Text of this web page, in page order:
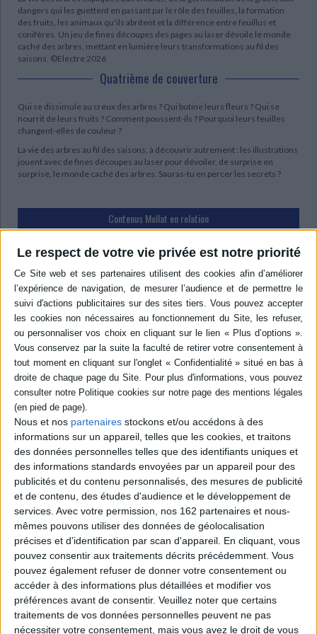
Le respect de votre vie privée est notre priorité
Nous et nos partenaires stockons et/ou accédons à des
informations sur un appareil, telles que les cookies, et traitons
des données personnelles telles que des identifiants uniques et
des informations standards envoyées par un appareil pour des
publicités et du contenu personnalisés, des mesures de publicité
et de contenu, des études d'audience et le développement de
services. Avec votre permission, nos 162 partenaires et nous-
mêmes pouvons utiliser des données de géolocalisation
précises et d’identification par scan d'appareil. En cliquant, vous
pouvez consentir aux traitements décrits précédemment. Vous
pouvez également refuser de donner votre consentement ou
accéder à des informations plus détaillées et modifier vos
préférences avant de consentir. Veuillez noter que certains
traitements de vos données personnelles peuvent ne pas
nécessiter votre consentement, mais vous avez le droit de vous
dangers qui les guettent en passant par le rôle des feuilles, la formation
des fruits, les animaux qu'ils abritent et la différence entre feuillus et
conifères. Un jeu de fines découpes des pages au laser dévoile le monde
caché des arbres, mettant en lumière leurs transformations au fil des
saisons. ©Electre 2026
Quatrième de couverture
Qui se dissimule au creux des arbres ? Qui butine leurs fleurs ? Qui se
nourrit de leurs fruits ? Comment poussent-ils ? Pourquoi leurs feuilles
changent-elles de couleur ?
La vie des arbres au fil des saisons, à découvrir autrement : les illustrations
jouent avec de fines découpes au laser pour dévoiler, de surprise en
surprise, le monde caché des arbres. Sauras-tu en percer les secrets ?
Contenus Mollat en relation
Sélections de livres
Jeunesse Automne Album
Les feuilles tombent, voilà l'automne
Retrouvez une sélection de titres sur l'automne, à lire entre deux
chocolats chauds sous la couette.
Le livre de l'automne
Auteur :
Rotraut Susanne
Berner
Éditeur :
Joie de lire
19,50 €
La fête d'automne de
la famille Souris
Auteur :Kazuo Iwamura
Éditeur :Ecole des loisirs
6,00 €